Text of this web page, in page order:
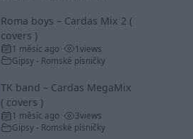
Roma boys – Cardas Mix 2 (
covers )
1 měsíc ago 1views
Gipsy - Romské písničky
TK band – Cardas MegaMix
( covers )
1 měsíc ago 3views
Gipsy - Romské písničky